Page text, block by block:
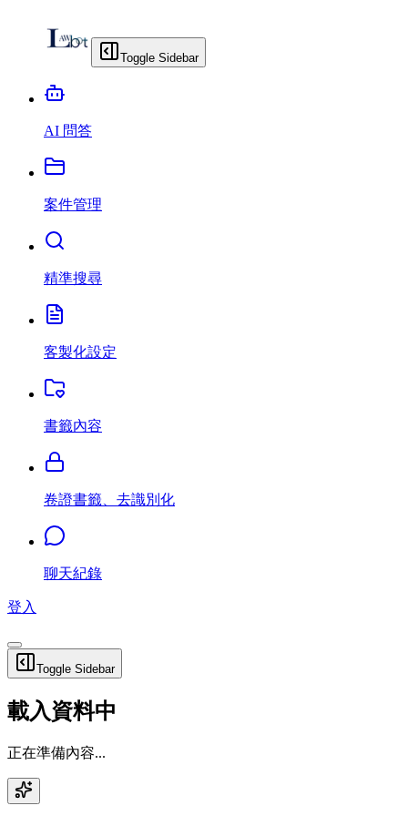
Toggle Sidebar
AI 問答
案件管理
精準搜尋
客製化設定
書籤內容
卷證書籤、去識別化
聊天紀錄
登入
Toggle Sidebar
載入資料中
正在準備內容...